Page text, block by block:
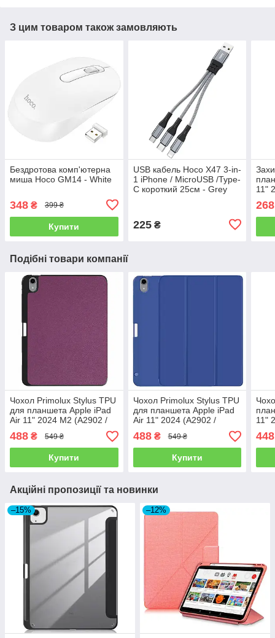
З цим товаром також замовляють
Бездротова комп'ютерна
миша Hoco GM14 - White
348 ₴ 399 ₴
Купити
USB кабель Hoco X47 3-in-
1 iPhone / MicroUSB /Type-
C короткий 25см - Grey
225₴
11"
268
Подібні товари компанії
Чохол Primolux Stylus TPU
для планшета Apple iPad
Air 11" 2024 M2 (A2902 /
A2903 / A2904) - Purple
488 ₴ 549 ₴
Купити
Чохол Primolux Stylus TPU
для планшета Apple iPad
Air 11" 2024 (A2902 /
A2903 / A2904) - Blue
488₴ 549 ₴
Купити
11"
448
Акційні пропозиції та новинки
–15% –12%